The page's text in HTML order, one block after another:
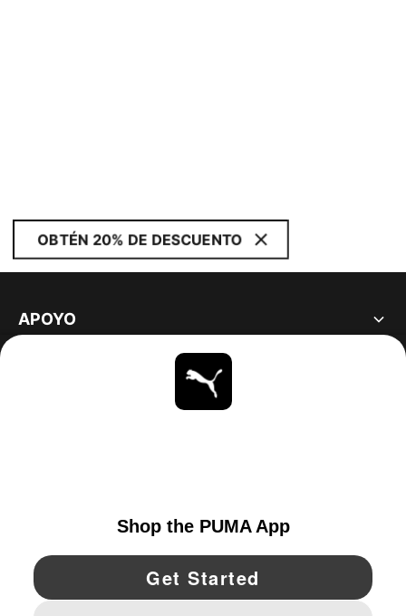
OBTÉN 20% DE DESCUENTO
APOYO
YouTube Twitter Pinterest